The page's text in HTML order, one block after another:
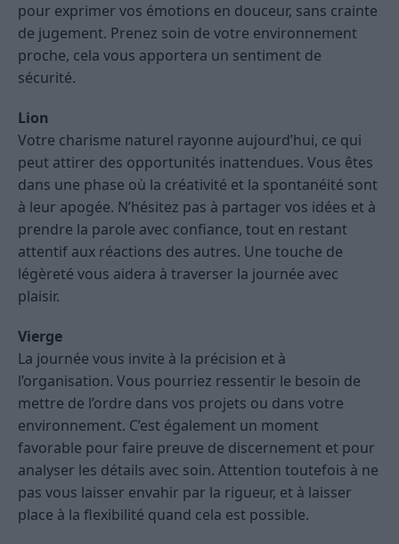
pour exprimer vos émotions en douceur, sans crainte
de jugement. Prenez soin de votre environnement
proche, cela vous apportera un sentiment de
sécurité.
Lion
Votre charisme naturel rayonne aujourd’hui, ce qui
peut attirer des opportunités inattendues. Vous êtes
dans une phase où la créativité et la spontanéité sont
à leur apogée. N’hésitez pas à partager vos idées et à
prendre la parole avec confiance, tout en restant
attentif aux réactions des autres. Une touche de
légèreté vous aidera à traverser la journée avec
plaisir.
Vierge
La journée vous invite à la précision et à
l’organisation. Vous pourriez ressentir le besoin de
mettre de l’ordre dans vos projets ou dans votre
environnement. C’est également un moment
favorable pour faire preuve de discernement et pour
analyser les détails avec soin. Attention toutefois à ne
pas vous laisser envahir par la rigueur, et à laisser
place à la flexibilité quand cela est possible.